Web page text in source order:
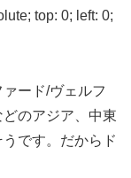
top: 0; left: 0;
ード/ヴェルフ
のアジア、中東
です。だからド